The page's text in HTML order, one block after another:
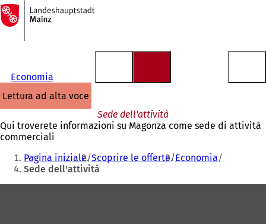
Vai al contenuto
Alla
pagina
iniziale
Economia
lettura ad alta voce
Sede dell'attività
Qui troverete informazioni su Magonza come sede di attività
commerciali
Siete
qui:
Pagina iniziale Scoprire le offerte Economia
Sede dell'attività